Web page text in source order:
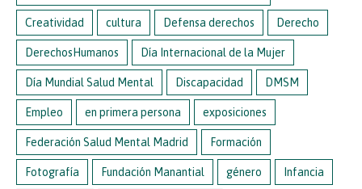
Creatividad cultura Defensa derechos Derecho
DerechosHumanos Día Internacional de la Mujer
Día Mundial Salud Mental Discapacidad DMSM
Empleo en primera persona exposiciones
Federación Salud Mental Madrid Formación
Fotografía Fundación Manantial género Infancia